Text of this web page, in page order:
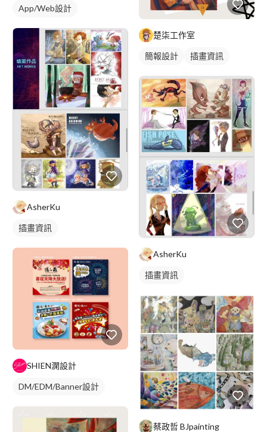
App/Web設計
AsherKu
插畫資訊
SHIEN澖設計
DM/EDM/Banner設計
楚柒工作室
簡報設計 插畫資訊
AsherKu
插畫資訊
蔡政哲 BJpainting